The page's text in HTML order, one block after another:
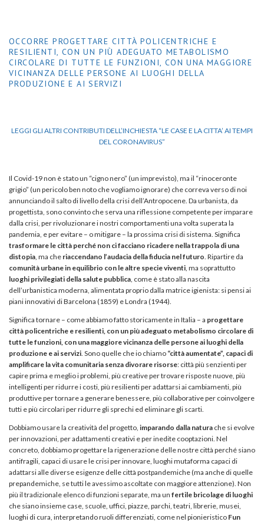
OCCORRE PROGETTARE CITTÀ POLICENTRICHE E
RESILIENTI, CON UN PIÙ ADEGUATO METABOLISMO
CIRCOLARE DI TUTTE LE FUNZIONI, CON UNA MAGGIORE
VICINANZA DELLE PERSONE AI LUOGHI DELLA
PRODUZIONE E AI SERVIZI
LEGGI GLI ALTRI CONTRIBUTI DELL’INCHIESTA “LE CASE E LA CITTA’ AI TEMPI
DEL CORONAVIRUS”
Il Covid-19 non è stato un “cigno nero” (un imprevisto), ma il “rinoceronte
grigio” (un pericolo ben noto che vogliamo ignorare) che correva verso di noi
annunciando il salto di livello della crisi dell’Antropocene. Da urbanista, da
progettista, sono convinto che serva una riflessione competente per imparare
dalla crisi, per rivoluzionare i nostri comportamenti una volta superata la
pandemia, e per evitare – o mitigare – la prossima crisi di sistema. Significa
trasformare le città perché non ci facciano ricadere nella trappola di una
distopia , ma che riaccendano l’audacia della fiducia nel futuro . Ripartire da
comunità urbane in equilibrio con le altre specie viventi , ma soprattutto
luoghi privilegiati della salute pubblica , come è stato alla nascita
dell’urbanistica moderna, alimentata proprio dalla matrice igienista: si pensi ai
piani innovativi di Barcelona (1859) e Londra (1944).
Significa tornare – come abbiamo fatto storicamente in Italia – a progettare
città policentriche e resilienti, con un più adeguato metabolismo circolare di
tutte le funzioni, con una maggiore vicinanza delle persone ai luoghi della
produzione e ai servizi . Sono quelle che io chiamo “città aumentate”, capaci di
amplificare la vita comunitaria senza divorare risorse: città più senzienti per
capire prima e meglio i problemi, più creative per trovare risposte nuove, più
intelligenti per ridurre i costi, più resilienti per adattarsi ai cambiamenti, più
produttive per tornare a generare benessere, più collaborative per coinvolgere
tutti e più circolari per ridurre gli sprechi ed eliminare gli scarti.
Dobbiamo usare la creatività del progetto, imparando dalla natura che si evolve
per innovazioni, per adattamenti creativi e per inedite cooptazioni. Nel
concreto, dobbiamo progettare la rigenerazione delle nostre città perché siano
antifragili, capaci di usare le crisi per innovare, luoghi mutaforma capaci di
adattarsi alle diverse esigenze delle città postpandemiche (ma anche di quelle
prepandemiche, se tutti le avessimo ascoltate con maggiore attenzione). Non
più il tradizionale elenco di funzioni separate, ma un fertile bricolage di luoghi
che siano insieme case, scuole, uffici, piazze, parchi, teatri, librerie, musei,
luoghi di cura, interpretando ruoli differenziati, come nel pionieristico Fun